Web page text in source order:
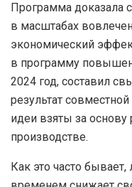
Программа доказала
в масштабах
экономический
в программу
2024 год, составил
результат
идеи взяты за
производстве.
Как это часто